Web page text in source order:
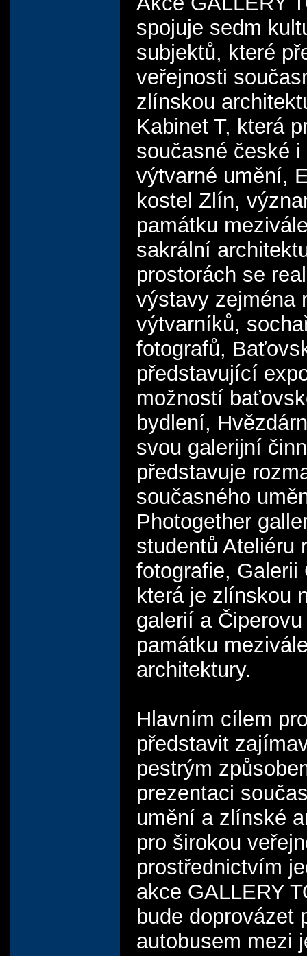
spojuje sedm
subjektů, které
veřejnosti
zlínskou
Kabinet T, která
současné české
výtvarné umění,
kostel Zlín,
památku
sakrální
prostorách se
výstavy zejména
výtvarníků,
fotografů,
představující
možností
bydlení,
svou galerijní
představuje
současného
Photogether
studentů Ateliéru
fotografie, Galerii
která je zlínskou
galerií a
památku
architektury.
Hlavním cílem
představit
pestrým
prezentaci
umění a zlínské
pro širokou
prostřednictvím
akce GALLERY
bude doprovázet
autobusem mezi